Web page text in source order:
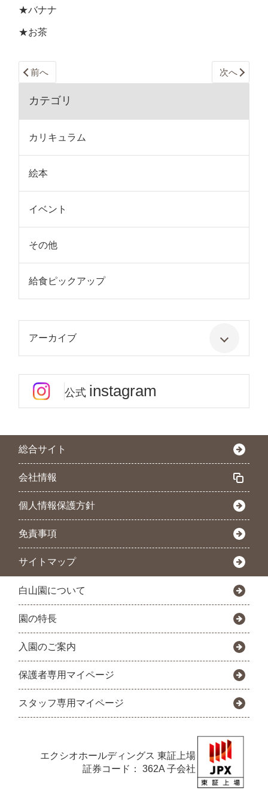
★バナナ
★お茶
前へ 次へ
カテゴリ
カリキュラム
絵本
イベント
その他
給食ピックアップ
アーカイブ
公式 instagram
総合サイト
会社情報
個人情報保護方針
免責事項
サイトマップ
白山園について
園の特長
入園のご案内
保護者専用マイページ
スタッフ専用マイページ
エクシオホールディングス 東証上場
証券コード： 362A 子会社